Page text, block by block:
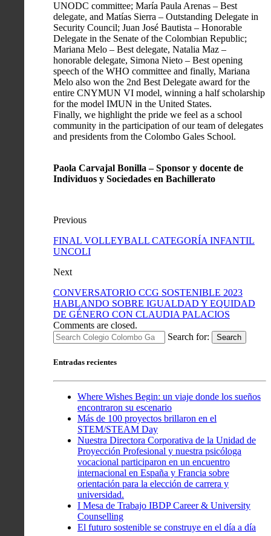
UNODC committee; María Paula Arenas – Best
delegate, and Matías Sierra – Outstanding Delegate in
Security Council; Juan José Bautista – Honorable
Delegate in the Senate of the Colombian Republic;
Mariana Melo – Best delegate, Natalia Maz –
honorable delegate, Simona Nieto – Best opening
speech of the WHO committee and finally, Mariana
Melo also won the 2nd Best Delegate award for the
entire CNYMUN VI model, winning a half scholarship
for the model IMUN in the United States.
Finally, we highlight the pride we feel as a school
community in the participation of our team of delegates
and presidents from the Colombo Gales School.
Paola Carvajal Bonilla – Sponsor y docente de
Individuos y Sociedades en Bachillerato
Previous
FINAL VOLLEYBALL CATEGORÍA INFANTIL
UNCOLI
Next
CONVERSATORIO CCG SOSTENIBLE 2023
HABLANDO SOBRE IGUALDAD Y EQUIDAD
DE GÉNERO CON CLAUDIA PALACIOS
Comments are closed.
Search for:
Search
Entradas recientes
Where Wishes Begin: un viaje donde los sueños
encontraron su escenario
Más de 100 proyectos brillaron en el
STEM/STEAM Day
Nuestra Directora Corporativa de la Unidad de
Proyección Profesional y nuestra psicóloga
vocacional participaron en un encuentro
internacional en España y Francia sobre
orientación para la elección de carrera y
universidad.
I Mesa de Trabajo IBDP Career & University
Counselling
El futuro sostenible se construye en el día a día